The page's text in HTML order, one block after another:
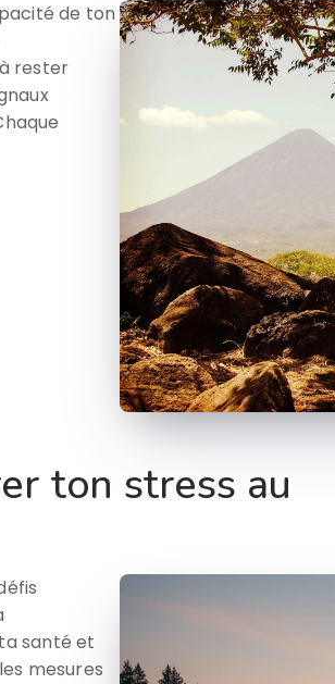
de ton
rester
ton stress au
santé et
mesures